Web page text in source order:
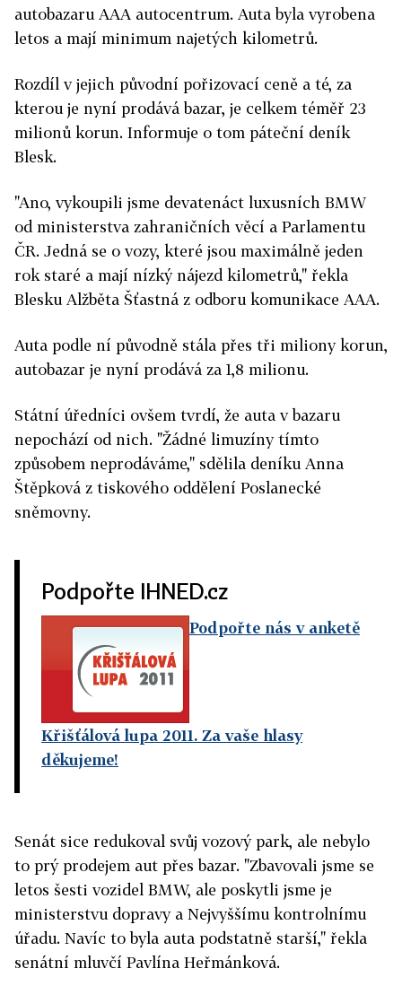
autobazaru AAA autocentrum. Auta byla vyrobena
letos a mají minimum najetých kilometrů.
Rozdíl v jejich původní pořizovací ceně a té, za
kterou je nyní prodává bazar, je celkem téměř 23
milionů korun. Informuje o tom páteční deník
Blesk.
"Ano, vykoupili jsme devatenáct luxusních BMW
od ministerstva zahraničních věcí a Parlamentu
ČR. Jedná se o vozy, které jsou maximálně jeden
rok staré a mají nízký nájezd kilometrů," řekla
Blesku Alžběta Šťastná z odboru komunikace AAA.
Auta podle ní původně stála přes tři miliony korun,
autobazar je nyní prodává za 1,8 milionu.
Státní úředníci ovšem tvrdí, že auta v bazaru
nepochází od nich. "Žádné limuzíny tímto
způsobem neprodáváme," sdělila deníku Anna
Štěpková z tiskového oddělení Poslanecké
sněmovny.
Podpořte IHNED.cz
Podpořte nás v anketě
Křišťálová lupa 2011. Za vaše hlasy
děkujeme!
Senát sice redukoval svůj vozový park, ale nebylo
to prý prodejem aut přes bazar. "Zbavovali jsme se
letos šesti vozidel BMW, ale poskytli jsme je
ministerstvu dopravy a Nejvyššímu kontrolnímu
úřadu. Navíc to byla auta podstatně starší," řekla
senátní mluvčí Pavlína Heřmánková.